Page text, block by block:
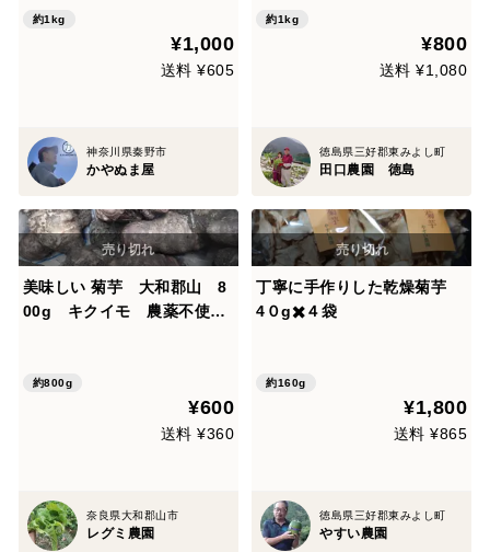
約1kg
¥1,000
送料 ¥605
神奈川県秦野市
かやぬま屋
品はきれいに洗ってお届けし
約1kg
¥800
送料 ¥1,080
徳島県三好郡東みよし町
田口農園 徳島
美味しい 菊芋 大和郡山 8
00g キクイモ 農薬不使用
約800g
¥600
送料 ¥360
奈良県大和郡山市
レグミ農園
丁寧に手作りした乾燥菊芋
4０g✖️４袋
約160g
¥1,800
送料 ¥865
徳島県三好郡東みよし町
やすい農園